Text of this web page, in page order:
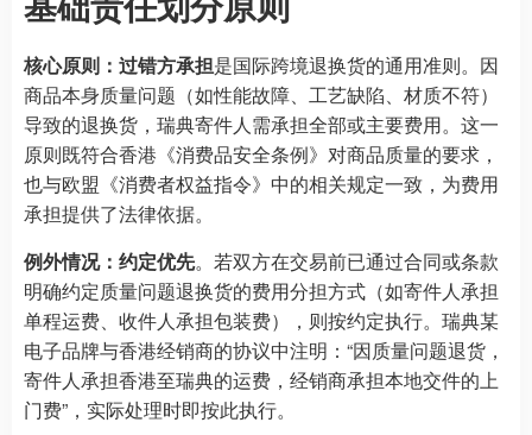
核心原则：过错方承担是国际跨境退换货的通用准则。因
商品本身质量问题（如性能故障、工艺缺陷、材质不符）
导致的退换货，瑞典寄件人需承担全部或主要费用。这一
原则既符合香港《消费品安全条例》对商品质量的要求，
也与欧盟《消费者权益指令》中的相关规定一致，为费用
承担提供了法律依据。
例外情况：约定优先。若双方在交易前已通过合同或条款
明确约定质量问题退换货的费用分担方式（如寄件人承担
单程运费、收件人承担包装费），则按约定执行。瑞典某
电子品牌与香港经销商的协议中注明：“因质量问题退货，
寄件人承担香港至瑞典的运费，经销商承担本地交件的上
门费”，实际处理时即按此执行。